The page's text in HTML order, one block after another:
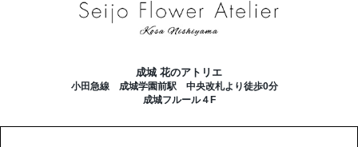
成城 花のアトリエ
小田急線 成城学園前駅 中央改札より徒歩0分
成城フルール４F